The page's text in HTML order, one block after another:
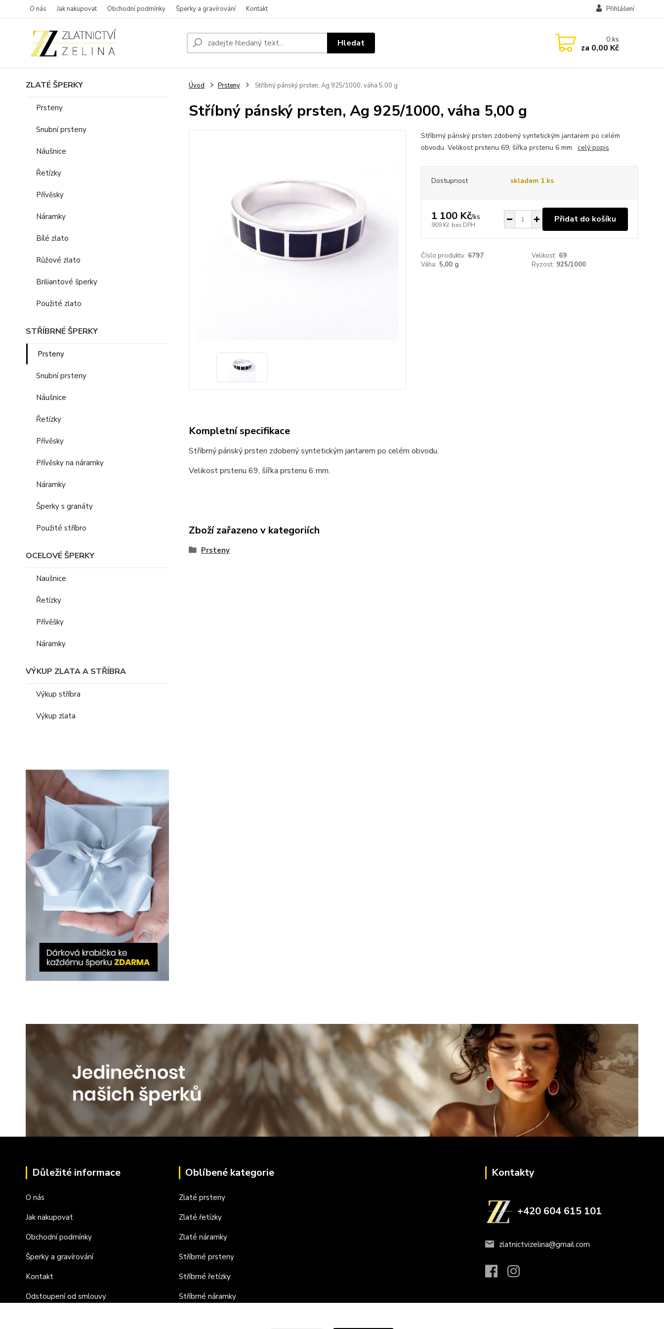
O nás Jak nakupovat Obchodní podmínky Šperky a gravírování Kontakt Přihlášení
Hledat 0ks
za 0,00 Kč
ZLATÉ ŠPERKY
Prsteny
Snubní prsteny
Náušnice
Řetízky
Přívěsky
Náramky
Bílé zlato
Růžové zlato
Briliantové šperky
Použité zlato
STŘÍBRNÉ ŠPERKY
Prsteny
Snubní prsteny
Náušnice
Řetízky
Přívěsky
Přívěsky na náramky
Náramky
Šperky s granáty
Použité stříbro
OCELOVÉ ŠPERKY
Naušnice
Řetízky
Přívěšky
Náramky
VÝKUP ZLATA A STŘÍBRA
Výkup stříbra
Výkup zlata
Úvod Prsteny Stříbný pánský prsten, Ag 925/1000, váha 5,00 g
Stříbný pánský prsten, Ag 925/1000, váha 5,00 g
Stříbrný pánský prsten zdobený syntetickým jantarem po celém
obvodu. Velikost prstenu 69, šířka prstenu 6 mm. celý popis
Dostupnost skladem 1 ks
1 100 Kč/ks
909 Kč bez DPH
Přidat do košíku
Číslo produktu: 6797 Velikost: 69
Váha: 5,00 g Ryzost: 925/1000
Kompletní specifikace
Stříbrný pánský prsten zdobený syntetickým jantarem po celém obvodu.
Velikost prstenu 69, šířka prstenu 6 mm.
Zboží zařazeno v kategoriích
Prsteny
Důležité informace
O nás
Jak nakupovat
Obchodní podmínky
Šperky a gravírování
Kontakt
Odstoupení od smlouvy
Oblíbené kategorie
Zlaté prsteny
Zlaté řetízky
Zlaté náramky
Stříbrné prsteny
Stříbrné řetízky
Stříbrné náramky
Kontakty
+420 604 615 101
zlatnictvizelina@gmail.com